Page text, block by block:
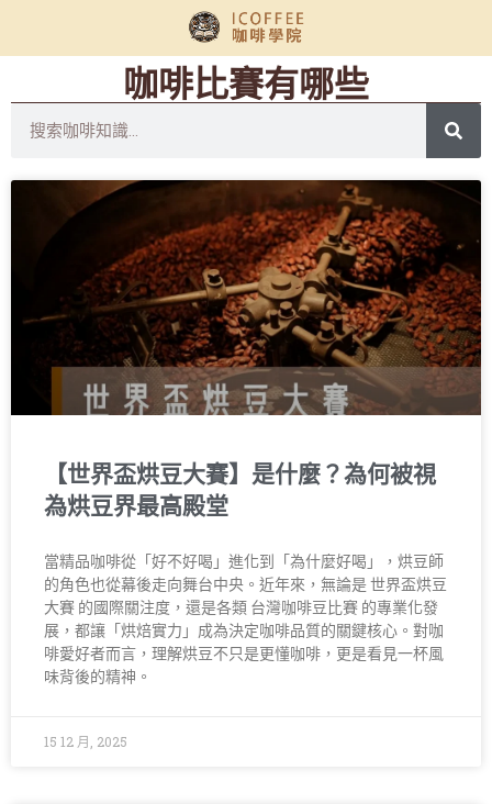
咖啡比賽有哪些
【世界盃烘豆大賽】是什麼？為何被視
為烘豆界最高殿堂
當精品咖啡從「好不好喝」進化到「為什麼好喝」，烘豆師
的角色也從幕後走向舞台中央。近年來，無論是 世界盃烘豆
大賽 的國際關注度，還是各類 台灣咖啡豆比賽 的專業化發
展，都讓「烘焙實力」成為決定咖啡品質的關鍵核心。對咖
啡愛好者而言，理解烘豆不只是更懂咖啡，更是看見一杯風
味背後的精神。
15 12 月, 2025